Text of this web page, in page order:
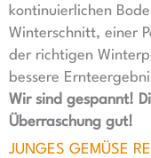
kontinuierlichen
Winterschnitt, einer
der richtigen
bessere
Wir sind gespannt!
Überraschung gut!
JUNGES GEMÜSE